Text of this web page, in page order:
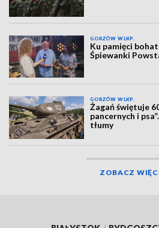
GORZÓW WLKP.
Ku pamięci
Śpiewanki
GORZÓW WLKP.
Żagań świętuje
pancernych i
tłumy
ZOBACZ